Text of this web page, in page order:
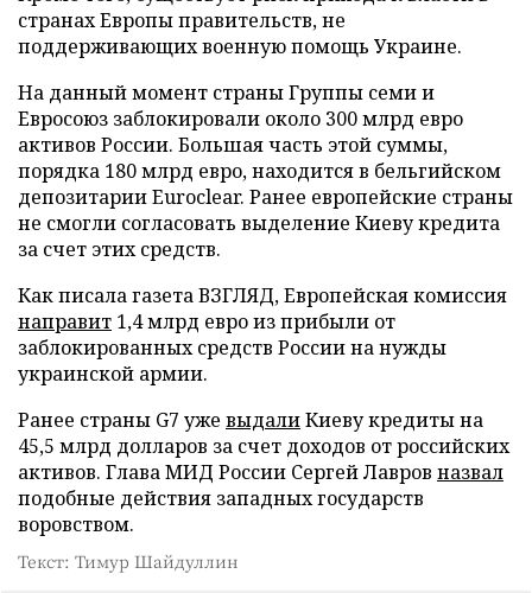
странах Европы правительств, не
поддерживающих военную помощь Украине.
На данный момент страны Группы семи и
Евросоюз заблокировали около 300 млрд евро
активов России. Большая часть этой суммы,
порядка 180 млрд евро, находится в бельгийском
депозитарии Euroclear. Ранее европейские страны
не смогли согласовать выделение Киеву кредита
за счет этих средств.
Как писала газета ВЗГЛЯД, Европейская комиссия
направит 1,4 млрд евро из прибыли от
заблокированных средств России на нужды
украинской армии.
Ранее страны G7 уже выдалиКиеву кредиты на
45,5 млрд долларов за счет доходов от российских
активов. Глава МИД России Сергей Лавров назвал
подобные действия западных государств
воровством.
Текст: Тимур Шайдуллин